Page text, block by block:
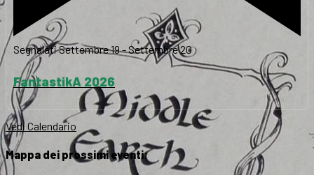
SegnalatiSettembre 19-Settembre 20
FantastikA 2026
Vedi Calendario
Mappa dei prossimi eventi: